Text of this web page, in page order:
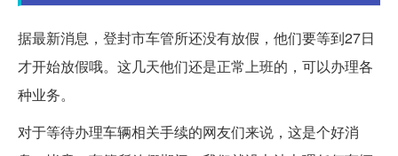
据最新消息，登封市车管所还没有放假，他们要等到27日
才开始放假哦。这几天他们还是正常上班的，可以办理各
种业务。
对于等待办理车辆相关手续的网友们来说，这是个好消